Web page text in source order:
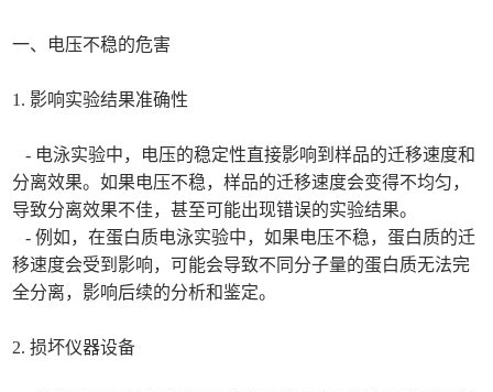
一、电压不稳的危害
1. 影响实验结果准确性
- 电泳实验中，电压的稳定性直接影响到样品的迁移速度和
分离效果。如果电压不稳，样品的迁移速度会变得不均匀，
导致分离效果不佳，甚至可能出现错误的实验结果。
- 例如，在蛋白质电泳实验中，如果电压不稳，蛋白质的迁
移速度会受到影响，可能会导致不同分子量的蛋白质无法完
全分离，影响后续的分析和鉴定。
2. 损坏仪器设备